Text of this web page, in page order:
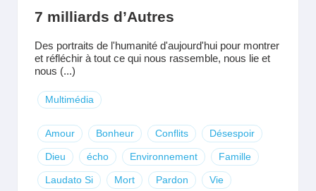
7 milliards d’Autres
Des portraits de l'humanité d'aujourd'hui pour montrer
et réfléchir à tout ce qui nous rassemble, nous lie et
nous (...)
Multimédia
Amour Bonheur Conflits Désespoir
Dieu écho Environnement Famille
Laudato Si Mort Pardon Vie